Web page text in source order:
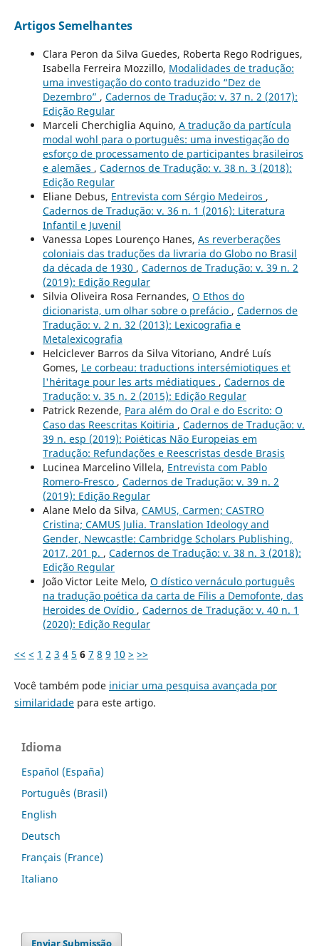
Artigos Semelhantes
Clara Peron da Silva Guedes, Roberta Rego Rodrigues,
Isabella Ferreira Mozzillo, Modalidades de tradução:
uma investigação do conto traduzido “Dez de
Dezembro” , Cadernos de Tradução: v. 37 n. 2 (2017):
Edição Regular
Marceli Cherchiglia Aquino, A tradução da partícula
modal wohl para o português: uma investigação do
esforço de processamento de participantes brasileiros
e alemães , Cadernos de Tradução: v. 38 n. 3 (2018):
Edição Regular
Eliane Debus, Entrevista com Sérgio Medeiros ,
Cadernos de Tradução: v. 36 n. 1 (2016): Literatura
Infantil e Juvenil
Vanessa Lopes Lourenço Hanes, As reverberações
coloniais das traduções da livraria do Globo no Brasil
da década de 1930 , Cadernos de Tradução: v. 39 n. 2
(2019): Edição Regular
Silvia Oliveira Rosa Fernandes, O Ethos do
dicionarista, um olhar sobre o prefácio , Cadernos de
Tradução: v. 2 n. 32 (2013): Lexicografia e
Metalexicografia
Helciclever Barros da Silva Vitoriano, André Luís
Gomes, Le corbeau: traductions intersémiotiques et
l'héritage pour les arts médiatiques , Cadernos de
Tradução: v. 35 n. 2 (2015): Edição Regular
Patrick Rezende, Para além do Oral e do Escrito: O
Caso das Reescritas Koitiria , Cadernos de Tradução: v.
39 n. esp (2019): Poiéticas Não Europeias em
Tradução: Refundações e Reescristas desde Brasis
Lucinea Marcelino Villela, Entrevista com Pablo
Romero-Fresco , Cadernos de Tradução: v. 39 n. 2
(2019): Edição Regular
Alane Melo da Silva, CAMUS, Carmen; CASTRO
Cristina; CAMUS Julia. Translation Ideology and
Gender, Newcastle: Cambridge Scholars Publishing,
2017, 201 p. , Cadernos de Tradução: v. 38 n. 3 (2018):
Edição Regular
João Victor Leite Melo, O dístico vernáculo português
na tradução poética da carta de Fílis a Demofonte, das
Heroides de Ovídio , Cadernos de Tradução: v. 40 n. 1
(2020): Edição Regular
<< < 1 2 3 4 5 6 7 8 9 10 > >>
Você também pode iniciar uma pesquisa avançada por
similaridadepara este artigo.
Idioma
Español (España)
Português (Brasil)
English
Deutsch
Français (France)
Italiano
Enviar Submissão